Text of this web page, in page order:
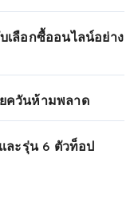
เลือกซื้ออนไลน์อย่าง
ควันห้ามพลาด
ละรุ่น 6 ตัวท็อป